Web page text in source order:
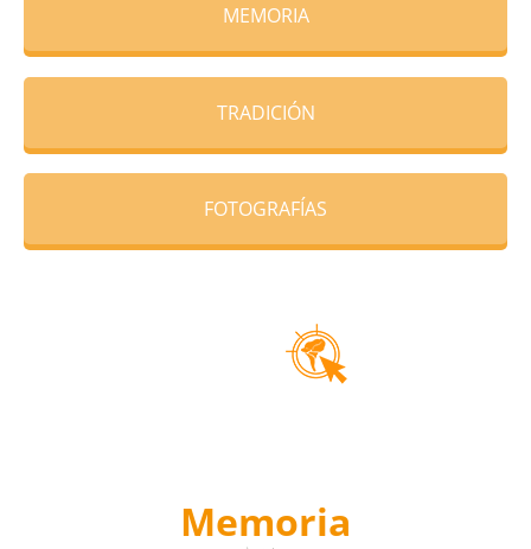
MEMORIA
TRADICIÓN
FOTOGRAFÍAS
Memoria